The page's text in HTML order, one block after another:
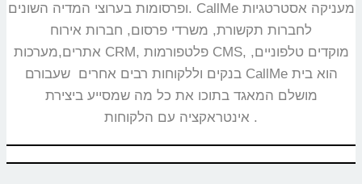
ופרסומות בערוצי המדיה השונים. CallMe מעניקה אסטרטגיות
לחברות תקשורת, משרדי פרסום, חברות אירוח
אתרים,מערכות CRM, פלטפורמות CMS, מוקדים טלפוניים,
בנקים וללקוחות רבים אחרים שעבורם CallMe הוא בית
מושלם המאגד בתוכו את כל מה שמסייע ביצירת
אינטראקציה עם הלקוחות.